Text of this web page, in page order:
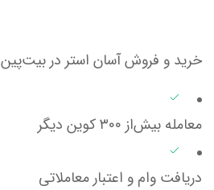
خرید و فروش آسان استر در بیت‌پین
معامله بیش‌از ۳۰۰ کوین دیگر
دریافت وام و اعتبار معاملاتی